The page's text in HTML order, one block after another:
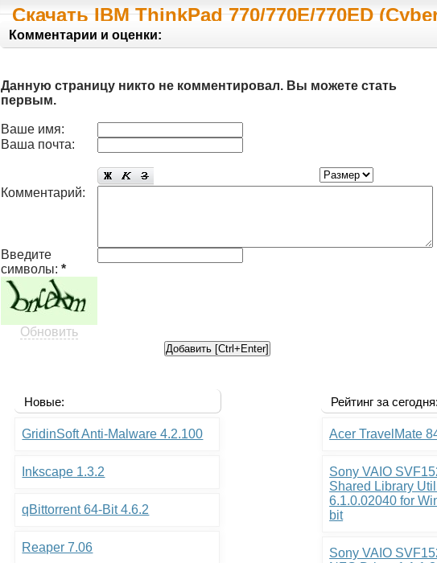
Скачать IBM ThinkPad 770/770E/770ED
Комментарии и оценки:
Данную страницу никто не комментировал. Вы можете стать
первым.
Ваше имя:
Ваша почта:
Комментарий:
Введите
символы:*
Обновить
Новые:
GridinSoft Anti-Malware 4.2.100
Inkscape 1.3.2
qBittorrent 64-Bit 4.6.2
Reaper 7.06
Рейтинг за
Acer TravelMate
Sony VAIO
Shared Library
6.1.0.02040 for
bit
Sony VAIO